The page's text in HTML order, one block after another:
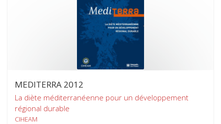
MEDITERRA 2012
La diète méditerranéenne pour un développement
régional durable
CIHEAM